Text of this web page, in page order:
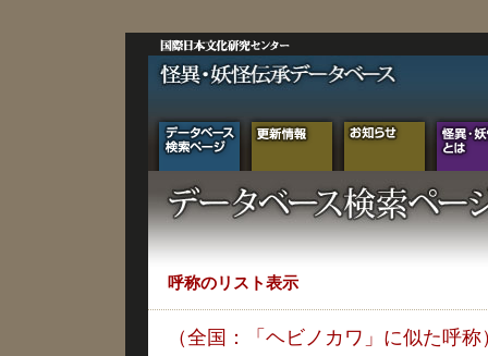
呼称のリスト表示
（全国：「ヘビノカワ」に似た呼称